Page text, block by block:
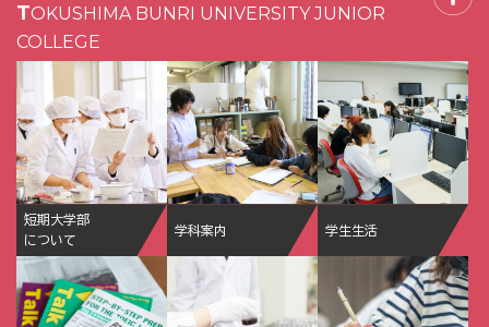
TOKUSHIMA BUNRI UNIVERSITY JUNIOR
COLLEGE
短期大学部
について
学科案内 学生生活